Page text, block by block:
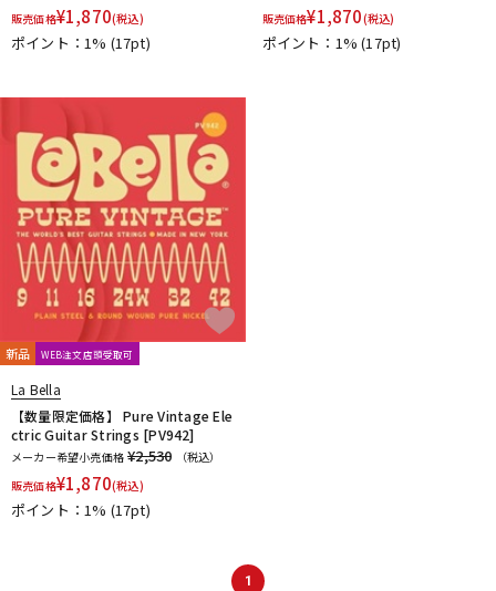
DJ機器 DTM
DTM オンライン納品
配信/ライブ機器
中古
販売価格¥1,870(税込)
ポイント：1% (17pt)
販売価格¥1,870(税込)
ポイント：1%(17pt)
新品 WEB注文店頭受取可
La Bella
【数量限定価格】 Pure Vintage Ele
ctric Guitar Strings [PV942]
メーカー希望小売価格 ¥2,530
（税込）
販売価格¥1,870(税込)
ポイント：1% (17pt)
1